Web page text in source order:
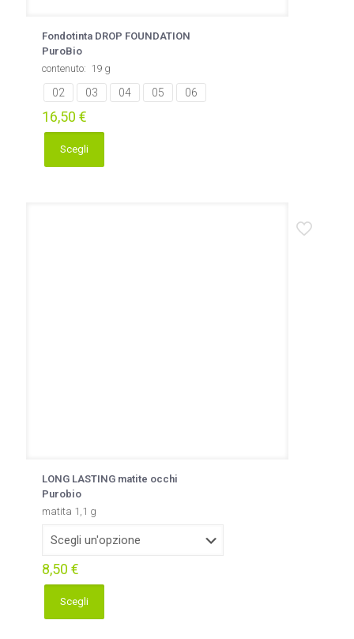
Fondotinta DROP FOUNDATION
PuroBio
contenuto: 19 g
02 03 04 05 06
16,50 €
Scegli
Questo
prodotto
LONG LASTING matite occhi
Purobio
matita 1,1 g
8,50 €
Scegli
Questo
prodotto